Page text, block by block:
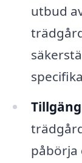
utbud
påbörja